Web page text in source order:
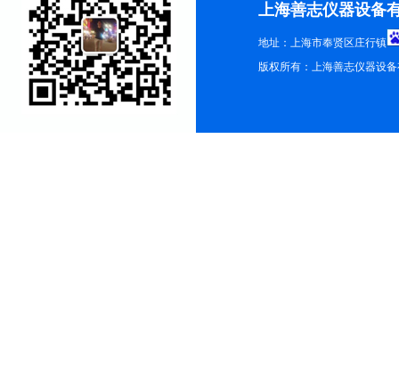
上海善志仪器设备
地址：上海市奉贤区庄行镇
版权所有：上海善志仪器设